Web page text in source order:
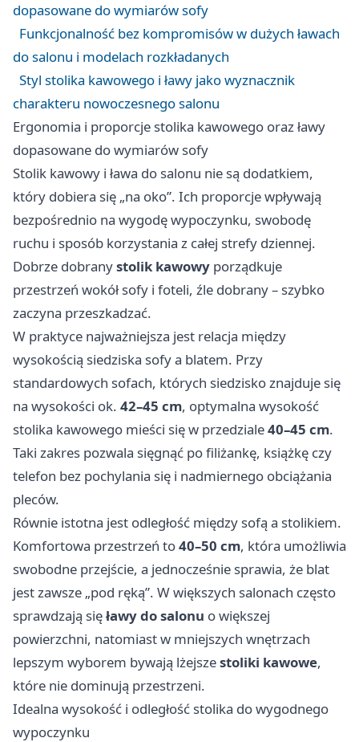
dopasowane do wymiarów sofy
Funkcjonalność bez kompromisów w dużych ławach
do salonu i modelach rozkładanych
Styl stolika kawowego i ławy jako wyznacznik
charakteru nowoczesnego salonu
Ergonomia i proporcje stolika kawowego oraz ławy
dopasowane do wymiarów sofy
Stolik kawowy i ława do salonu nie są dodatkiem,
który dobiera się „na oko”. Ich proporcje wpływają
bezpośrednio na wygodę wypoczynku, swobodę
ruchu i sposób korzystania z całej strefy dziennej.
Dobrze dobranystolik kawowy porządkuje
przestrzeń wokół sofy i foteli, źle dobrany – szybko
zaczyna przeszkadzać.
W praktyce najważniejsza jest relacja między
wysokością siedziska sofy a blatem. Przy
standardowych sofach, których siedzisko znajduje się
na wysokości ok. 42–45 cm, optymalna wysokość
stolika kawowego mieści się w przedziale40–45 cm.
Taki zakres pozwala sięgnąć po filiżankę, książkę czy
telefon bez pochylania się i nadmiernego obciążania
pleców.
Równie istotna jest odległość między sofą a stolikiem.
Komfortowa przestrzeń to40–50 cm, która umożliwia
swobodne przejście, a jednocześnie sprawia, że blat
jest zawsze „pod ręką”. W większych salonach często
sprawdzają sięławy do salonu o większej
powierzchni, natomiast w mniejszych wnętrzach
lepszym wyborem bywają lżejszestoliki kawowe,
które nie dominują przestrzeni.
Idealna wysokość i odległość stolika do wygodnego
wypoczynku